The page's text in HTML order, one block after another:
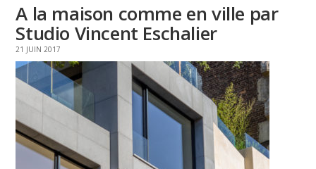
A la maison comme en ville par
Studio Vincent Eschalier
21 JUIN 2017